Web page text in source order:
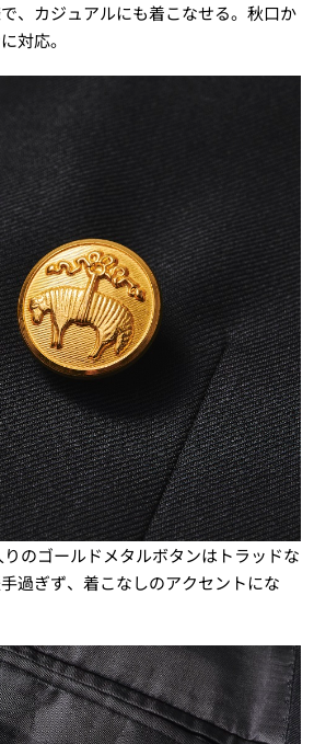
、カジュアルにも着こなせる。秋口か
対応。
のゴールドメタルボタンはトラッドな
過ぎず、着こなしのアクセントにな